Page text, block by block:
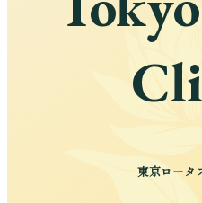
東京ロータ